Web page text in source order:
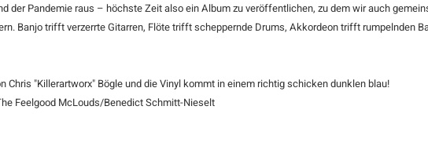
der Pandemie raus – höchste Zeit also ein Album zu veröffentlichen, zu dem wir auch
Banjo trifft verzerrte Gitarren, Flöte trifft scheppernde Drums, Akkordeon trifft rumpelnden
Chris "Killerartworx" Bögle und die Vinyl kommt in einem richtig schicken dunklen blau!
Feelgood McLouds/Benedict Schmitt-Nieselt